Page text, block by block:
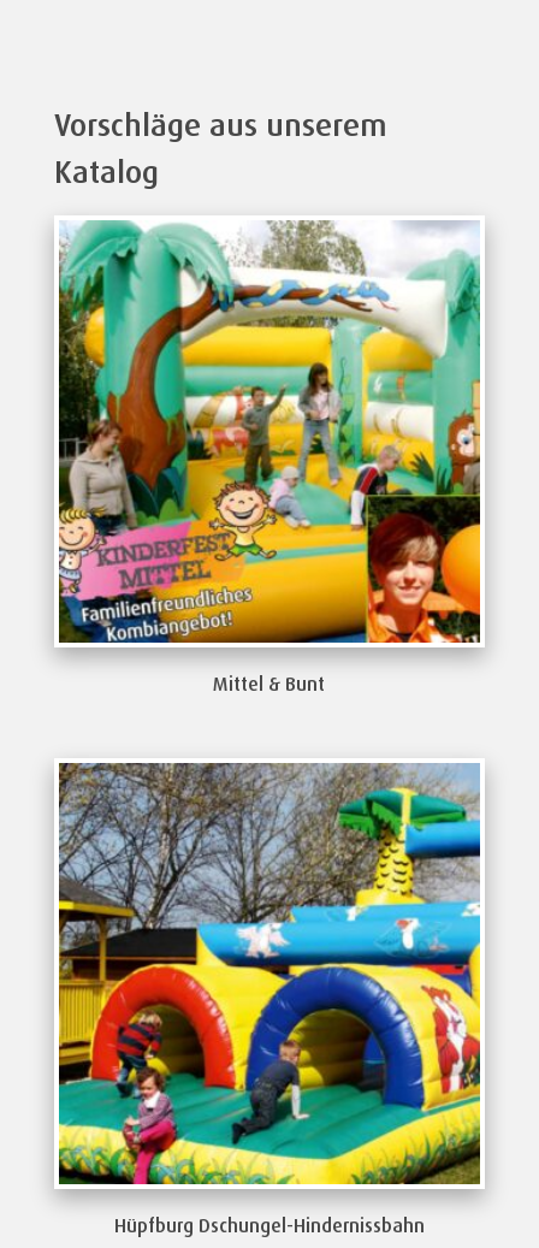
Vorschläge aus unserem
Katalog
Mittel & Bunt
Hüpfburg Dschungel-Hindernissbahn